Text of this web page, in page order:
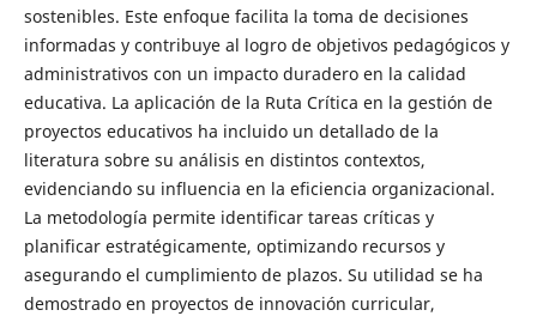
sostenibles. Este enfoque facilita la toma de decisiones
informadas y contribuye al logro de objetivos pedagógicos y
administrativos con un impacto duradero en la calidad
educativa. La aplicación de la Ruta Crítica en la gestión de
proyectos educativos ha incluido un detallado de la
literatura sobre su análisis en distintos contextos,
evidenciando su influencia en la eficiencia organizacional.
La metodología permite identificar tareas críticas y
planificar estratégicamente, optimizando recursos y
asegurando el cumplimiento de plazos. Su utilidad se ha
demostrado en proyectos de innovación curricular,